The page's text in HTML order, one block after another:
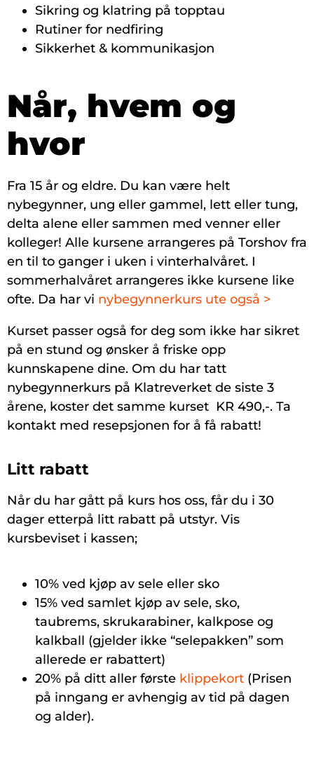
Sikring og klatring på topptau
Rutiner for nedfiring
Sikkerhet & kommunikasjon
Når, hvem og
hvor
Fra 15 år og eldre. Du kan være helt
nybegynner, ung eller gammel, lett eller tung,
delta alene eller sammen med venner eller
kolleger! Alle kursene arrangeres på Torshov fra
en til to ganger i uken i vinterhalvåret. I
sommerhalvåret arrangeres ikke kursene like
ofte. Da har vi nybegynnerkurs ute også >
Kurset passer også for deg som ikke har sikret
på en stund og ønsker å friske opp
kunnskapene dine. Om du har tatt
nybegynnerkurs på Klatreverket de siste 3
årene, koster det samme kurset KR 490,-. Ta
kontakt med resepsjonen for å få rabatt!
Litt rabatt
Når du har gått på kurs hos oss, får du i 30
dager etterpå litt rabatt på utstyr. Vis
kursbeviset i kassen;
10% ved kjøp av sele eller sko
15% ved samlet kjøp av sele, sko,
taubrems, skrukarabiner, kalkpose og
kalkball (gjelder ikke “selepakken” som
allerede er rabattert)
20% på ditt aller første klippekort (Prisen
på inngang er avhengig av tid på dagen
og alder).